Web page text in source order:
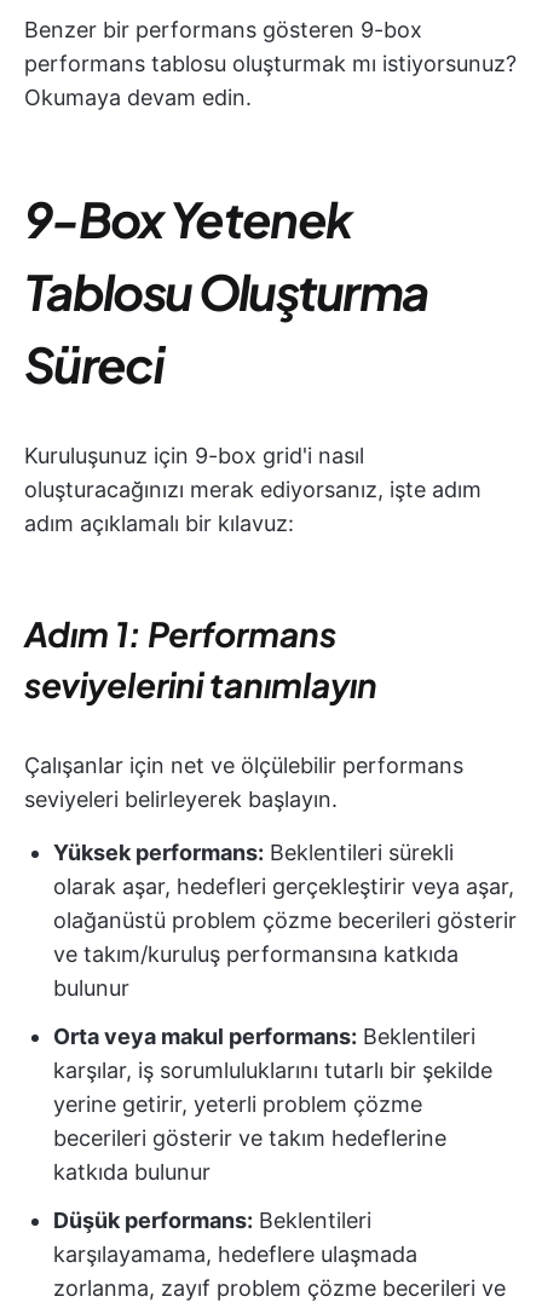
Benzer bir performans gösteren 9-box
performans tablosu oluşturmak mı istiyorsunuz?
Okumaya devam edin.
9-Box Yetenek
Tablosu Oluşturma
Süreci
Kuruluşunuz için 9-box grid'i nasıl
oluşturacağınızı merak ediyorsanız, işte adım
adım açıklamalı bir kılavuz:
Adım 1: Performans
seviyelerini tanımlayın
Çalışanlar için net ve ölçülebilir performans
seviyeleri belirleyerek başlayın.
Yüksek performans: Beklentileri sürekli
olarak aşar, hedefleri gerçekleştirir veya aşar,
olağanüstü problem çözme becerileri gösterir
ve takım/kuruluş performansına katkıda
bulunur
Orta veya makul performans: Beklentileri
karşılar, iş sorumluluklarını tutarlı bir şekilde
yerine getirir, yeterli problem çözme
becerileri gösterir ve takım hedeflerine
katkıda bulunur
Düşük performans: Beklentileri
karşılayamama, hedeflere ulaşmada
zorlanma, zayıf problem çözme becerileri ve